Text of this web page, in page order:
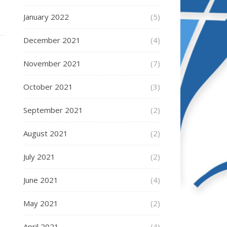
January 2022 (5)
December 2021 (4)
November 2021 (7)
October 2021 (3)
September 2021 (2)
August 2021 (2)
July 2021 (2)
June 2021 (4)
May 2021 (2)